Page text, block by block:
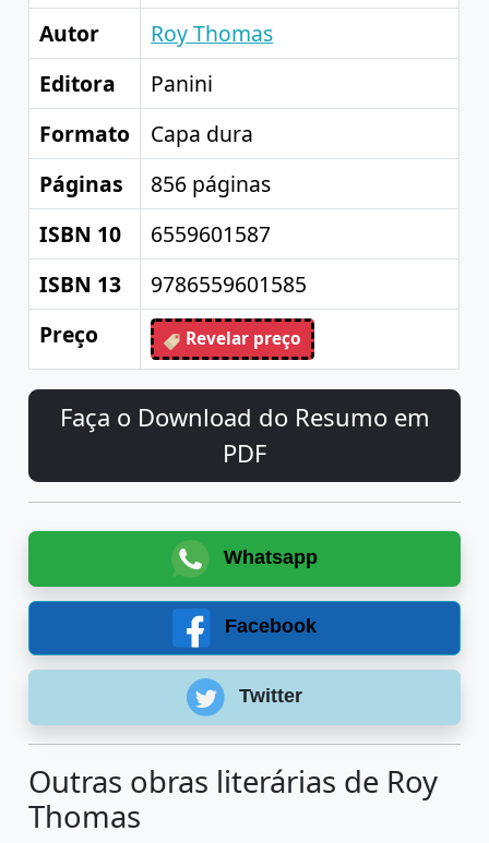
Autor
Roy Thomas
Editora
Panini
Formato
Capa dura
Páginas
856 páginas
ISBN 10
6559601587
ISBN 13
9786559601585
Preço
Revelar preço
Faça o Download do Resumo em
PDF
Whatsapp
Facebook
Twitter
Outras obras literárias de Roy
Thomas